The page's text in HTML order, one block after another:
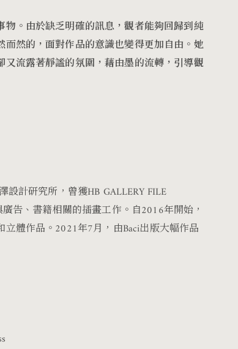
。由於缺乏明確的訊息，觀者能夠回歸到純
然的，面對作品的意識也變得更加自由。 她
流露著靜謐的氛圍，藉由墨的流轉，引導觀
計研究所，曾獲HB GALLERY FILE
告、書籍相關的插畫工作。自2016年開始，
體作品。2021年7月，由Baci出版大幅作品